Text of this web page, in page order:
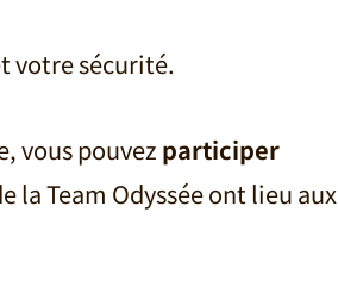
votre sécurité.
vous pouvez participer
la Team Odyssée ont lieu aux